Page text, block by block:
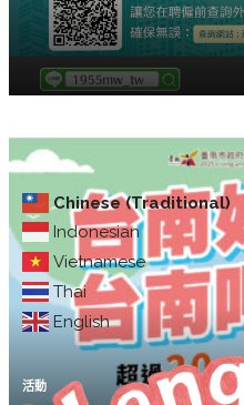
Chinese (Traditional)
Indonesian
Vietnamese
Thai
English
活動